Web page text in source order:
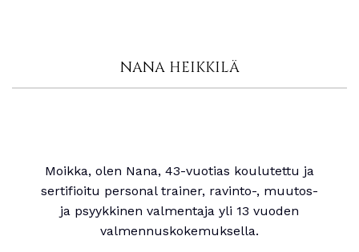
NANA HEIKKILÄ
Moikka, olen Nana, 43-vuotias koulutettu ja
sertifioitu personal trainer, ravinto-, muutos-
ja psyykkinen valmentaja yli 13 vuoden
valmennuskokemuksella.